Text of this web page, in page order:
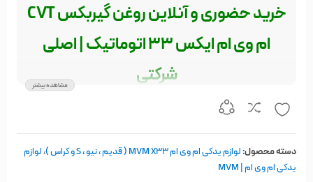
خرید حضوری و آنلاین روغن گیربکس CVT
ام وی ام ایکس 33 اتوماتیک | اصلی
شرکتی
روغن گیربکس 4 لیتری mvm x33 اصلی شرکتی
این محصول مناسب برای تمامی مدل های mvm x33 می باشد
مشاهده بیشتر
دسته محصول:لوازم یدکی ام وی ام MVM X33 ( قدیم ، نیو ، S و کراس ) ،لوازم
یدکی ام وی ام | MVM